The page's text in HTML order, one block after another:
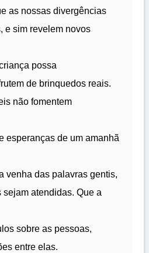
as nossas divergências
e sim revelem novos
possa
de brinquedos reais.
não fomentem
esperanças de um amanhã
venha das palavras gentis,
atendidas. Que a
sobre as pessoas,
entre elas.